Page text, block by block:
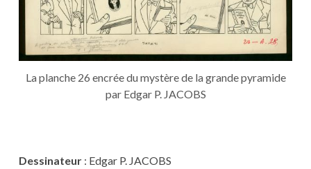
La planche 26 encrée du mystère de la grande pyramide
par Edgar P. JACOBS
Dessinateur: Edgar P. JACOBS